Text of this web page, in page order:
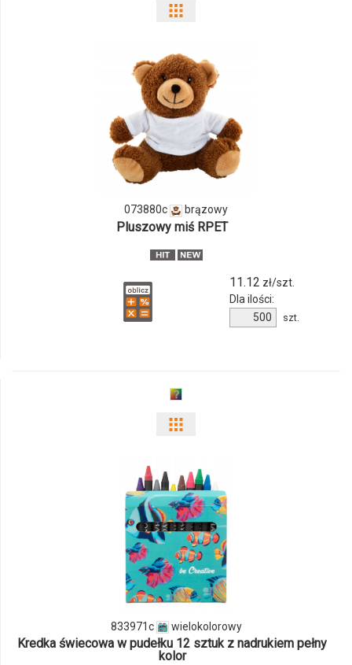
i
ilości
produktu
073880c
073880c brązowy
Pluszowy miś RPET
11.12 zł/szt.
Dla ilości:
produktu
szt.
i
ilości
produktu
833971c
833971c wielokolorowy
Kredka świecowa w pudełku 12 sztuk z nadrukiem pełny
kolor